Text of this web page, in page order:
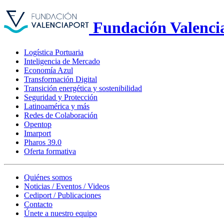
Fundación
Logística Portuaria
Inteligencia de Mercado
Economía Azul
Transformación Digital
Transición energética y sostenibilidad
Seguridad y Protección
Latinoamérica y más
Redes de Colaboración
Opentop
Imarport
Pharos 39.0
Oferta formativa
Quiénes somos
Noticias / Eventos / Videos
Cediport / Publicaciones
Contacto
Únete a nuestro equipo